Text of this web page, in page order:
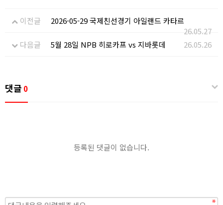
이전글
2026-05-29 국제친선경기 아일랜드 카타르
26.05.27
다음글
5월 28일 NPB 히로카프 vs 지바롯데 26.05.26
댓글 0
등록된 댓글이 없습니다.